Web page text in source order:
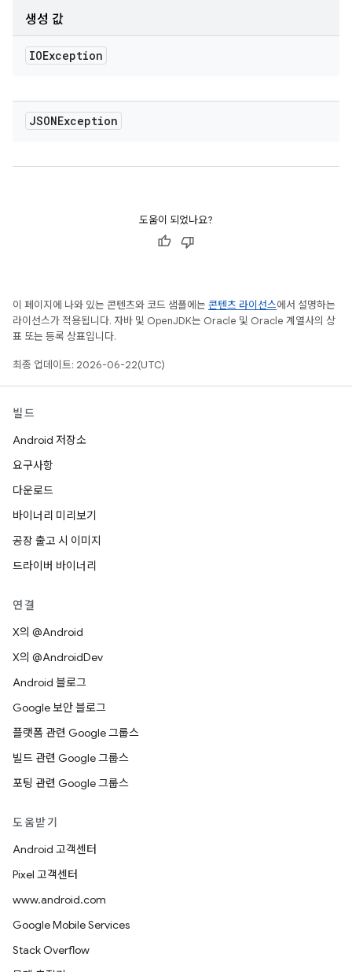
생성 값
IOException
JSONException
도움이 되었나요?
이 페이지에 나와 있는 콘텐츠와 코드 샘플에는 콘텐츠 라이선스에서 설명하는
라이선스가 적용됩니다. 자바 및 OpenJDK는 Oracle 및 Oracle 계열사의 상
표 또는 등록 상표입니다.
최종 업데이트: 2026-06-22(UTC)
빌드
Android 저장소
요구사항
다운로드
바이너리 미리보기
공장 출고 시 이미지
드라이버 바이너리
연결
X의 @Android
X의 @AndroidDev
Android 블로그
Google 보안 블로그
플랫폼 관련 Google 그룹스
빌드 관련 Google 그룹스
포팅 관련 Google 그룹스
도움받기
Android 고객센터
Pixel 고객센터
www.android.com
Google Mobile Services
Stack Overflow